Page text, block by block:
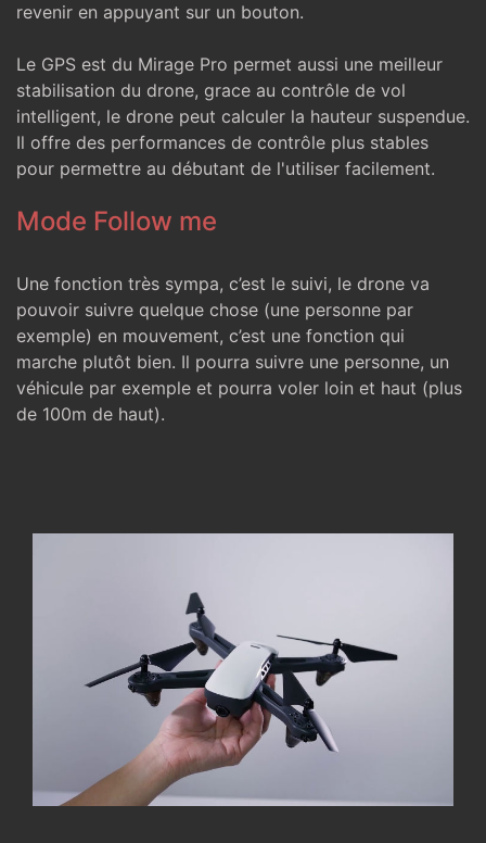
revenir en appuyant sur un bouton.
Le GPS est du Mirage Pro permet aussi une meilleur
stabilisation du drone, grace au contrôle de vol
intelligent, le drone peut calculer la hauteur suspendue.
Il offre des performances de contrôle plus stables
pour permettre au débutant de l'utiliser facilement.
Mode Follow me
Une fonction très sympa, c’est le suivi, le drone va
pouvoir suivre quelque chose (une personne par
exemple) en mouvement, c’est une fonction qui
marche plutôt bien. Il pourra suivre une personne, un
véhicule par exemple et pourra voler loin et haut (plus
de 100m de haut).